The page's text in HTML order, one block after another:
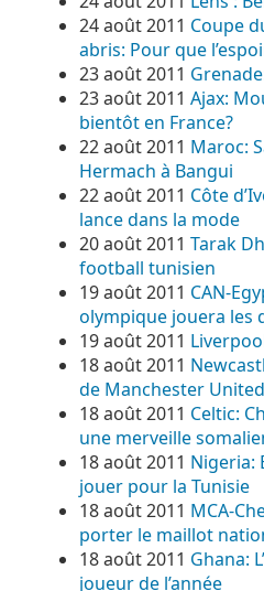
24 août 2011 Coupe
abris: Pour que
23 août 2011
23 août 2011 Ajax:
bientôt en France?
22 août 2011 Maroc:
Hermach à Bangui
22 août 2011 Côte
lance dans la mode
20 août 2011 Tarak
football tunisien
19 août 2011 CAN-
olympique jouera les
19 août 2011
18 août 2011
de Manchester United
18 août 2011 Celtic:
une merveille
18 août 2011 Nigeria:
jouer pour la Tunisie
18 août 2011 MCA-
porter le maillot
18 août 2011 Ghana:
joueur de l’année